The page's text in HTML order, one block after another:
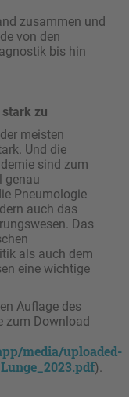
zusammen und
von den
bis hin
zu
meisten
Und die
sind zum
genau
Pneumologie
auch das
Das
als auch dem
eine wichtige
Auflage des
zum Download
media/uploaded-
).